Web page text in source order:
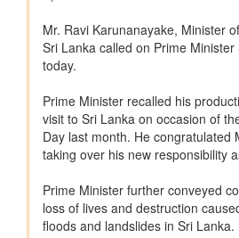
सोवा-रिग्पा को वैश्विक स्तर पर मान्यता प्राप्त
प्रणाली के रूप में उभरना चाहिए: केंद्रीय मंत्री
कृषि एवं किसान कल्‍याण मंत्रालय
विषय: मानव-जनित भूमि क्षरण के कारण कृषि
विषय- एग्रीस्टैक और डिजिटल कृषि मिशन का
विषय- किसान उत्पादक संगठनों (एफपीओ)
विषय: राष्ट्रीय खाद्य तेल मिशन तिलहन